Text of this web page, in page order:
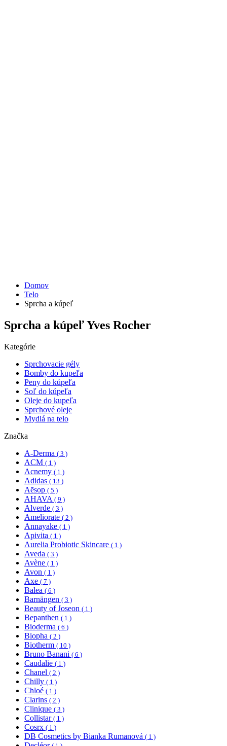
Domov
Telo
Sprcha a kúpeľ
Sprcha a kúpeľ Yves Rocher
Kategórie
Sprchovacie gély
Bomby do kupeľa
Peny do kúpeľa
Soľ do kúpeľa
Oleje do kupeľa
Sprchové oleje
Mydlá na telo
Značka
A-Derma ( 3 )
ACM ( 1 )
Acnemy ( 1 )
Adidas ( 13 )
Aēsop ( 5 )
AHAVA ( 9 )
Alverde ( 3 )
Ameliorate ( 2 )
Annayake ( 1 )
Apivita ( 1 )
Aurelia Probiotic Skincare ( 1 )
Aveda ( 3 )
Avène ( 1 )
Avon ( 1 )
Axe ( 7 )
Balea ( 6 )
Barnängen ( 3 )
Beauty of Joseon ( 1 )
Bepanthen ( 1 )
Bioderma ( 6 )
Biopha ( 2 )
Biotherm ( 10 )
Bruno Banani ( 6 )
Caudalie ( 1 )
Chanel ( 2 )
Chilly ( 1 )
Chloé ( 1 )
Clarins ( 2 )
Clinique ( 3 )
Collistar ( 1 )
Cosrx ( 1 )
DB Cosmetics by Bianka Rumanová ( 1 )